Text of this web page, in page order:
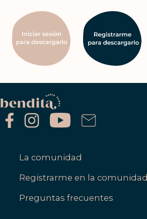
La comunidad
Registrarme en la comunidad
Preguntas frecuentes